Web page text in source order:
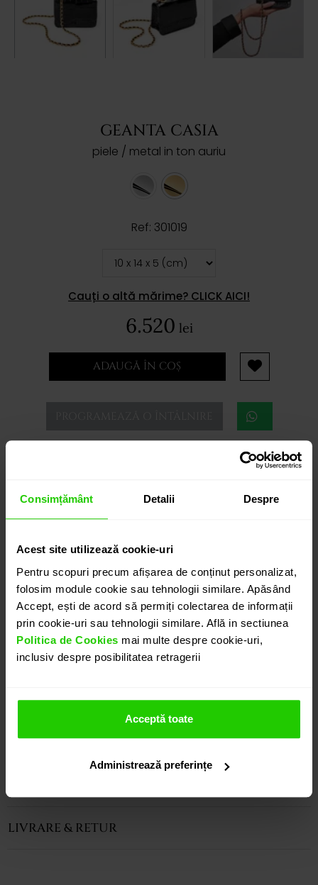
Consimțământ Detalii Despre
Acest site utilizează cookie-uri
Pentru scopuri precum afișarea de conținut personalizat,
folosim module cookie sau tehnologii similare. Apăsând
Accept, ești de acord să permiți colectarea de informații
prin cookie-uri sau tehnologii similare. Află in sectiunea
Politica de Cookies mai multe despre cookie-uri,
inclusiv despre posibilitatea retragerii
Acceptă toate
Administrează preferințe
GEANTA CASIA
piele / metal in ton auriu
Ref: 301019
Cauți o altă mărime? CLICK AICI!
6.520 lei
ADAUGĂ ÎN COȘ
GEANTA CASIA
pentru card.
Expresie a elegantei eterne, geanta CASIANI CASIA
realizata din piele veritabila de crocodil certificata
CITES, este creata pentru a trece testul timpului.
Este alegerea perfecta a accesoriului potrivit pentru
a completa atat o tinuta de zi cat si una de seara.
Variatii de culori si finisaje sunt disponibile in
CARACTERISTICI
LIVRARE & RETUR